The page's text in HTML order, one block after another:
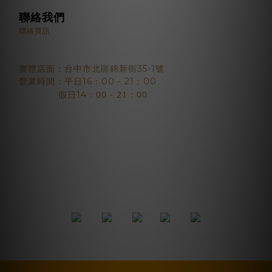
聯絡我們
聯絡資訊
實體店面：台中市北區錦新街35-1號
營業時間：平日16：00 - 21：00
假日14 ：00 - 21：00